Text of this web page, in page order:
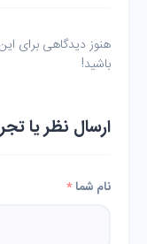
هنوز دیدگاهی برای
باشید!
ارسال نظر یا
نام شما*